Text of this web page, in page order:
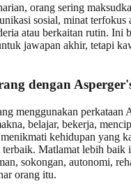
orang sering
sosial, minat terfokus
atau berkaitan rutin. Ini
jawapan akhir, tetapi
dengan
menggunakan perkataan
belajar, bekerja,
kehidupan yang
terbaik. Matlamat lebih baik
sokongan, autonomi,
orang itu.